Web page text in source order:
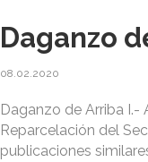
Daganzo
08.02.2020
Daganzo de Arriba
Reparcelación del
publicaciones